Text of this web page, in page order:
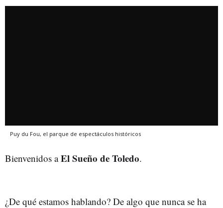
Puy du Fou, el parque de espectáculos históricos
Bienvenidos aEl Sueño de Toledo.
¿De qué estamos hablando? De algo que nunca se ha